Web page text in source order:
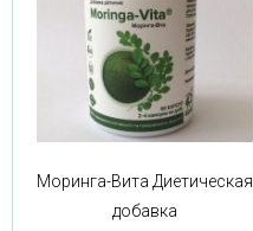
Моринга-Вита Диетическая
добавка